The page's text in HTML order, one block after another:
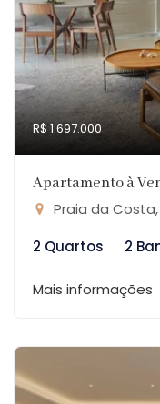
R$ 1.697.000
Apartamento à
Praia da Costa,
2 Quartos
2
Mais informações